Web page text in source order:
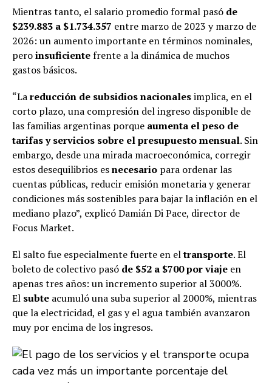
Mientras tanto, el salario promedio formal pasó de
$239.883 a $1.734.357 entre marzo de 2023 y marzo de
2026: un aumento importante en términos nominales,
peroinsuficientefrente a la dinámica de muchos
gastos básicos.
“Lareducción de subsidios nacionalesimplica, en el
corto plazo, una compresión del ingreso disponible de
las familias argentinas porque aumenta el peso de
tarifas y servicios sobre el presupuesto mensual. Sin
embargo, desde una mirada macroeconómica, corregir
estos desequilibrios esnecesario para ordenar las
cuentas públicas, reducir emisión monetaria y generar
condiciones más sostenibles para bajar la inflación en el
mediano plazo”, explicó Damián Di Pace, director de
Focus Market.
El salto fue especialmente fuerte en eltransporte. El
boleto de colectivo pasó de $52 a $700 por viaje en
apenas tres años: un incremento superior al 3000%.
El subte acumuló una suba superior al 2000%, mientras
que la electricidad, el gas y el agua también avanzaron
muy por encima de los ingresos.